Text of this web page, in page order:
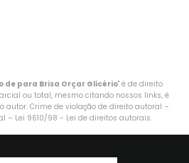
de para Brisa Orçar Glicério" é de direito
ou total, mesmo citando nossos links, é
autor. Crime de violação de direito autoral –
– Lei 9610/98 - Lei de direitos autorais.